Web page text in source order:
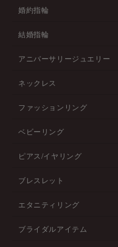
婚約指輪
結婚指輪
アニバーサリージュエリー
ネックレス
ファッションリング
ベビーリング
ピアス/イヤリング
ブレスレット
エタニティリング
ブライダルアイテム